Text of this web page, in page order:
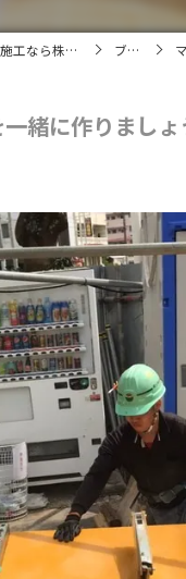
那覇市で新築の施工なら株式会社天神技研 ブログ
緒に作りましょ